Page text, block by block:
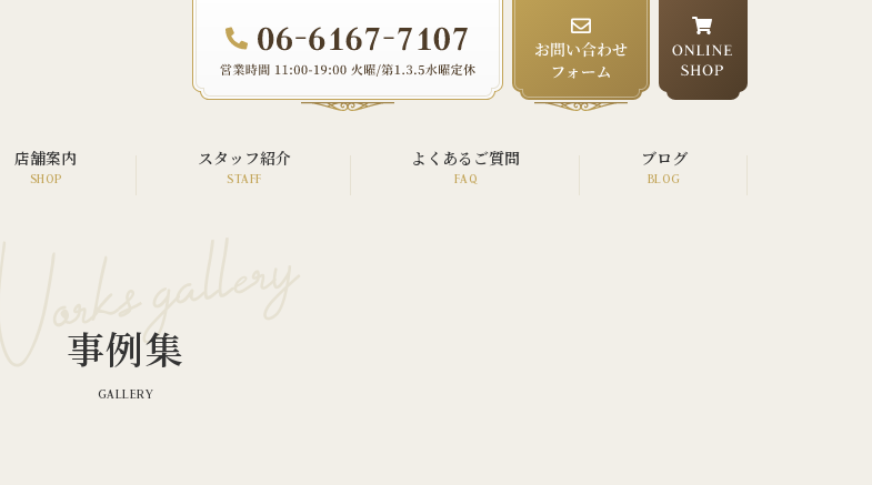
ウエディング
店舗案内 スタッフ紹介 よくあるご質問 ブログ
事例集